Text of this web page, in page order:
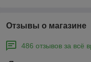
Отзывы о магазине
486 отзывов за всё